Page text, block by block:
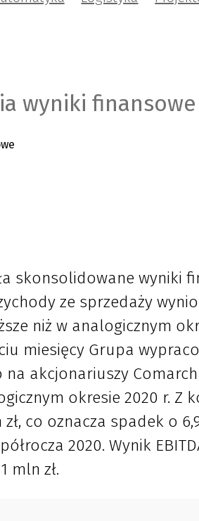
wyniki finansowe
skonsolidowane wyniki
ze sprzedaży
niż w analogicznym
miesięcy Grupa
akcjonariuszy
okresie 2020 r. Z
co oznacza spadek o
2020. Wynik
mln zł.